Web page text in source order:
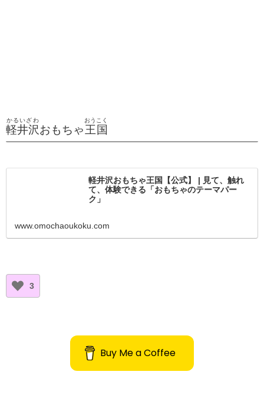
軽井沢
かるいざわ
おもちゃ王国
おうこく
軽井沢おもちゃ王国【公式】 | 見て、触れ
て、体験できる「おもちゃのテーマパー
ク」
www.omochaoukoku.com
3
Buy Me a Coffee